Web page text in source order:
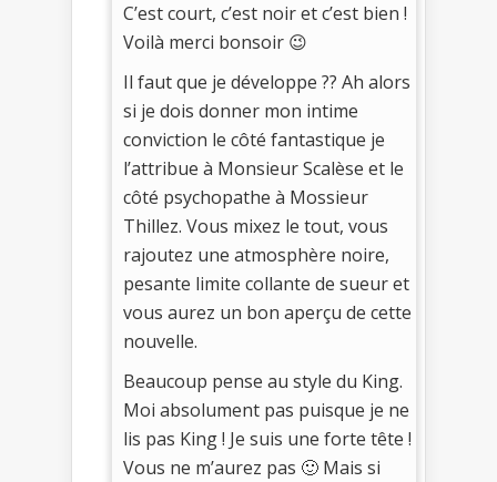
C’est court, c’est noir et c’est bien !
Voilà merci bonsoir 😉
Il faut que je développe ?? Ah alors
si je dois donner mon intime
conviction le côté fantastique je
l’attribue à Monsieur Scalèse et le
côté psychopathe à Mossieur
Thillez. Vous mixez le tout, vous
rajoutez une atmosphère noire,
pesante limite collante de sueur et
vous aurez un bon aperçu de cette
nouvelle.
Beaucoup pense au style du King.
Moi absolument pas puisque je ne
lis pas King ! Je suis une forte tête !
Vous ne m’aurez pas 🙂 Mais si